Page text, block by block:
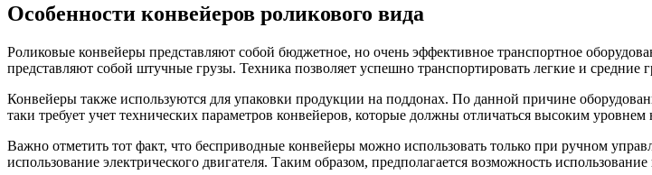
Особенности конвейеров роликового вида
Роликовые конвейеры представляют собой бюджетное, но очень эффективное транспортное
представляют собой штучные грузы. Техника позволяет успешно транспортировать легкие и средние
Конвейеры также используются для упаковки продукции на поддонах. По данной причине
таки требует учет технических параметров конвейеров, которые должны отличаться высоким
Важно отметить тот факт, что бесприводные конвейеры можно использовать только при ручном
использование электрического двигателя. Таким образом, предполагается возможность